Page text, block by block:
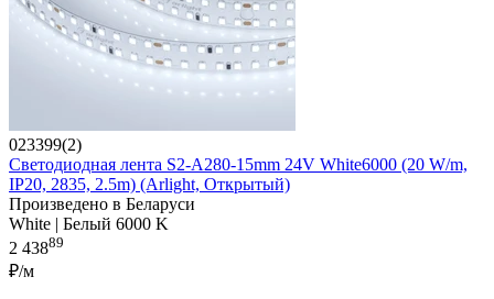
023399(2)
Светодиодная лента S2-A280-15mm 24V White6000 (20 W/m,
IP20, 2835, 2.5m) (Arlight, Открытый)
Произведено в Беларуси
White | Белый 6000 K
2 43889
₽/м